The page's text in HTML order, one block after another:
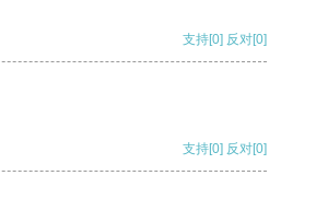
支持[0] 反对[0]
支持[0] 反对[0]